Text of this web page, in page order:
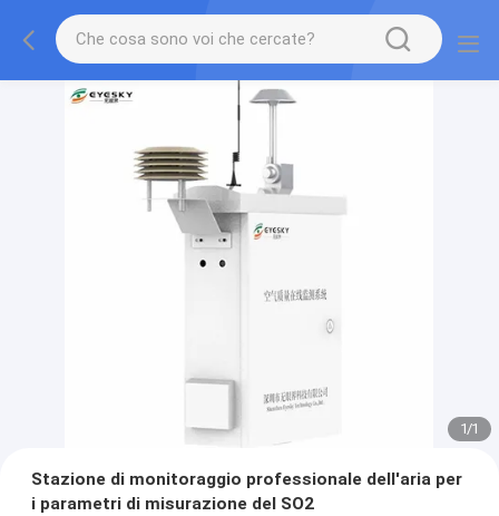
1/1
Stazione di monitoraggio professionale dell'aria per
i parametri di misurazione del SO2